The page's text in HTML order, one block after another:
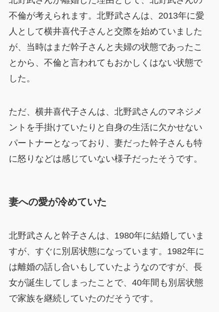
不倫が考えられます。北野武さんは、2013年に愛
人として横井喜代子さんと交際を始めていました
が、当時はまだ幹子さんと夫婦の状態であったこ
とから、不倫と言われてもおかしくはない状態で
した。
ただ、横井喜代子さんは、北野武さんのマネジメ
ントを手掛けていたりと自身の生活に欠かせない
パートナーとなっており、妻だった幹子さんも特
に怒りなどは感じていない様子だったそうです。
妻への愛が冷めていた
北野武さんと幹子さんは、1980年に結婚していま
すが、すぐに別居状態になっています。1982年に
は離婚の話し合いもしていたようなのですが、長
女が誕生してしまったことで、40年間も別居状態
で家族を継続していたのだそうです。